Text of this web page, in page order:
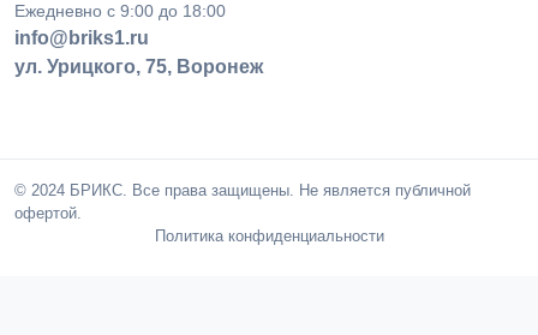
Ежедневно с 9:00 до 18:00
info@briks1.ru
ул. Урицкого, 75, Воронеж
© 2024 БРИКС. Все права защищены. Не является публичной
офертой.
Политика конфиденциальности